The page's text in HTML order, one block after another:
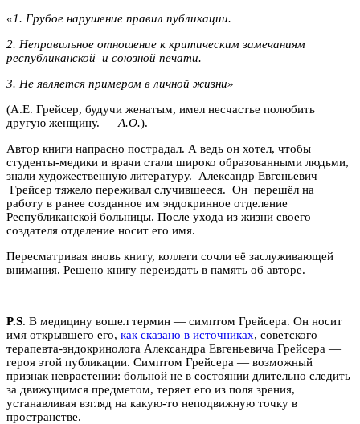
«1. Грубое нарушение правил публикации.
2. Неправильное отношение к критическим замечаниям
республиканской и союзной печати.
3. Не является примером в личной жизни»
(А.Е. Грейсер, будучи женатым, имел несчастье полюбить
другую женщину. — А.О.).
Автор книги напрасно пострадал. А ведь он хотел, чтобы
студенты-медики и врачи стали широко образованными людьми,
знали художественную литературу. Александр Евгеньевич
Грейсер тяжело переживал случившееся. Он перешёл на
работу в ранее созданное им эндокринное отделение
Республиканской больницы. После ухода из жизни своего
создателя отделение носит его имя.
Пересматривая вновь книгу, коллеги сочли её заслуживающей
внимания. Решено книгу переиздать в память об авторе.
P.S. В медицину вошел термин — симптом Грейсера. Он носит
имя открывшего его, как сказано в источниках, советского
терапевта-эндокри­нолога Александра Евгеньевича Грейсера —
героя этой публикации. Симптом Грейсера — возможный
признак неврастении: больной не в сос­тоянии длительно следить
за движущимся предметом, теряет его из поля зре­ния,
устанавливая взгляд на какую-то неподвижную точку в
пространст­ве.